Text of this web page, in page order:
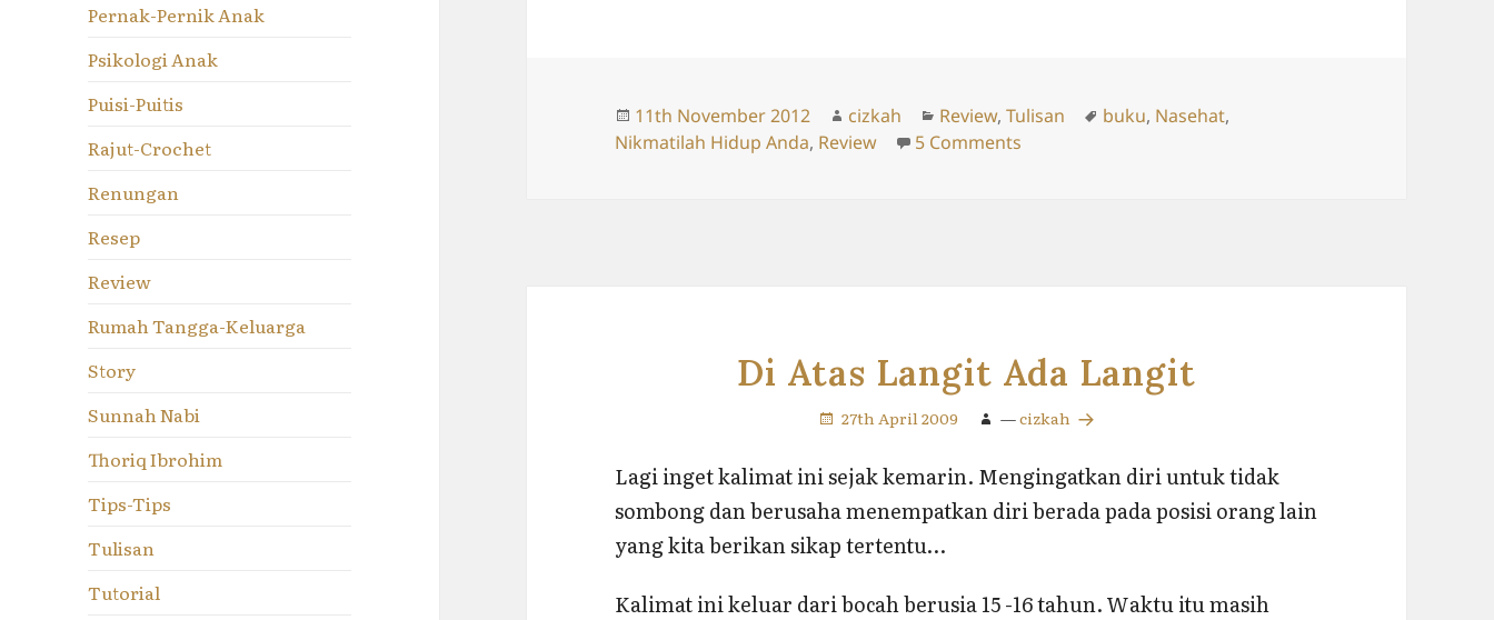
Pernak-Pernik Anak
Psikologi Anak
Puisi-Puitis
Rajut-Crochet
Renungan
Resep
Review
Rumah Tangga-Keluarga
Story
Sunnah Nabi
Thoriq Ibrohim
Tips-Tips
Tulisan
Tutorial
Posted
on
11th November 2012 Author
cizkah Categories
Review,Tulisan Tags
buku, Nasehat,
Nikmatilah Hidup Anda, Review 5 Comments
Di Atas Langit Ada Langit
27th April 2009 —cizkah
Lagi inget kalimat ini sejak kemarin. Mengingatkan diri untuk tidak
sombong dan berusaha menempatkan diri berada pada posisi orang lain
yang kita berikan sikap tertentu…
Kalimat ini keluar dari bocah berusia 15 -16 tahun. Waktu itu masih